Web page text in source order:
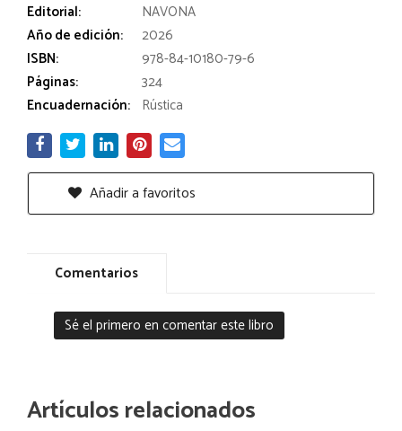
Editorial:
NAVONA
Año de edición:
2026
ISBN:
978-84-10180-79-6
Páginas:
324
Encuadernación: Rústica
Añadir a favoritos
Comentarios
Sé el primero en comentar este libro
Artículos relacionados